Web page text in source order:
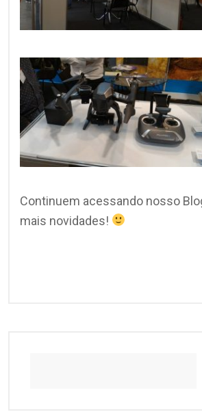
Continuem acessando nosso
mais novidades!